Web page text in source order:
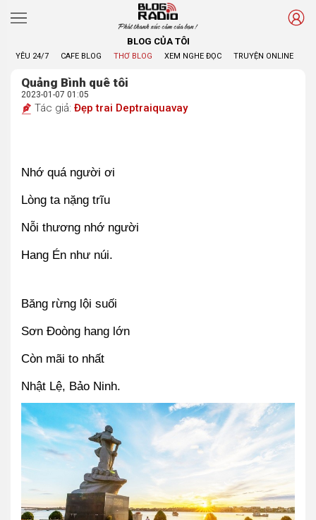
Phát thanh xúc cảm của bạn !
BLOG CỦA TÔI
YÊU 24/7 CAFE BLOG THƠ BLOG XEM NGHE ĐỌC TRUYỆN ONLINE
Quảng Bình quê tôi
2023-01-07 01:05
Tác giả: Đẹp trai Deptraiquavay
Nhớ quá người ơi
Lòng ta nặng trĩu
Nỗi thương nhớ người
Hang Én như núi.
Băng rừng lội suối
Sơn Đoòng hang lớn
Còn mãi to nhất
Nhật Lệ, Bảo Ninh.